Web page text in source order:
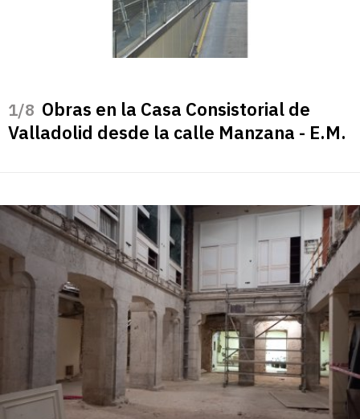
/8 Obras en la Casa Consistorial de
Valladolid desde la calle Manzana - E.M.